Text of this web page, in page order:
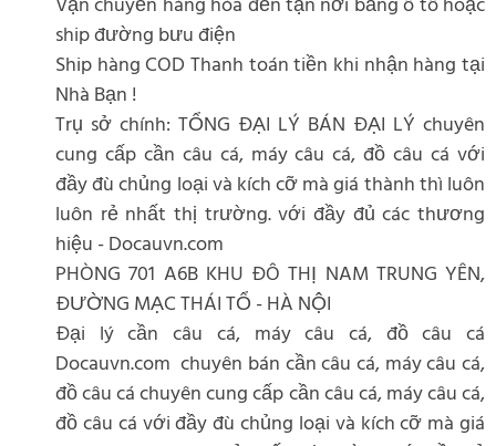
Vận chuyển hàng hóa đến tận nơi bằng ô tô hoặc
ship đường bưu điện
Ship hàng COD Thanh toán tiền khi nhận hàng tại
Nhà Bạn !
Trụ sở chính: TỔNG ĐẠI LÝ BÁN ĐẠI LÝ chuyên
cung cấp cần câu cá, máy câu cá, đồ câu cá với
đầy đù chủng loại và kích cỡ mà giá thành thì luôn
luôn rẻ nhất thị trường. với đầy đủ các thương
hiệu - Docauvn.com
PHÒNG 701 A6B KHU ĐÔ THỊ NAM TRUNG YÊN,
ĐƯỜNG MẠC THÁI TỔ - HÀ NỘI
Đại lý cần câu cá, máy câu cá, đồ câu cá
Docauvn.com chuyên bán cần câu cá, máy câu cá,
đồ câu cá chuyên cung cấp cần câu cá, máy câu cá,
đồ câu cá với đầy đù chủng loại và kích cỡ mà giá